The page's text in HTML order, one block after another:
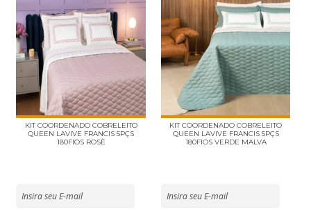
KIT COORDENADO COBRELEITO
QUEEN LAVIVE FRANCIS 5PÇS
180FIOS ROSÈ
KIT COORDENADO COBRELEITO
QUEEN LAVIVE FRANCIS 5PÇS
180FIOS VERDE MALVA